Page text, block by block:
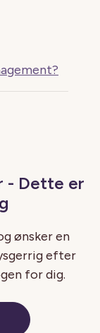
- Dette er
ønsker en
efter
for dig.